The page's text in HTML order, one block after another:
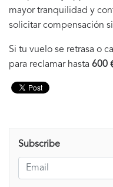
mayor tranquilidad y
solicitar compensación
Si tu vuelo se retrasa o
para reclamar hasta 600
Subscribe